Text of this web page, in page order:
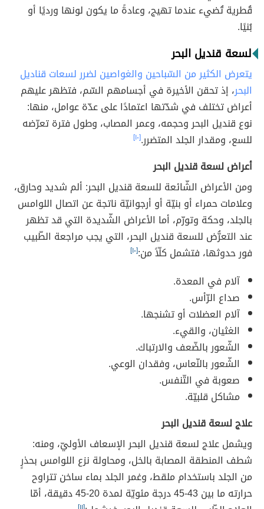
قُطرية تُضيء عندما تهيج، وعادةً ما يكون لونها ورديًا أو
بُنيًا.
لسعة قنديل البحر
يتعرض الكثير من السّباحين والغواصين لضرر لسعات قناديل
البحر، إذ تحقن الأخيرة في أجسامهم السّم، فتظهر عليهم
أعراض تختلف في شدّتها اعتمادًا على عدّة عوامل، منها:
نوع قنديل البحر وحجمه، وعمر المصاب، وطول فترة تعرّضه
للسع، ومقدار الجلد المتضرر.[١٠]
أعراض لسعة قنديل البحر
ومن الأعراض الشّائعة للسعة قنديل البحر: ألم شديد وحارق،
وعلامات حمراء أو بنيّة أو أرجوانيّة ناتجة عن اتصال اللوامس
بالجلد، وحكة وتورّم، أما الأعراض الشّديدة التي قد تظهر
عند التعرُّض للسعة قنديل البحر، التي يجب مراجعة الطّبيب
فور حدوثها، فتشمل كلّاً من:[١٠]
آلام في المعدة.
صداع الرّأس.
آلام العضلات أو تشنجها.
الغثيان، والقيء.
الشّعور بالضّعف والارتباك.
الشّعور بالنّعاس، وفقدان الوعي.
صعوبة في التّنفس.
مشاكل قلبيّة.
علاج لسعة قنديل البحر
ويشمل علاج لسعة قنديل البحر الإسعاف الأوليّ، ومنه:
شطف المنطقة المصابة بالخل، ومحاولة نزع اللوامس بحذرٍ
من الجلد باستخدام ملقط، وغمر الجلد بماء ساخن تتراوح
حرارته ما بين 43-45 درجة مئويّة لمدة 20-45 دقيقة، أمّا